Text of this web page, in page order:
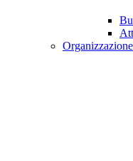
Organizzazione